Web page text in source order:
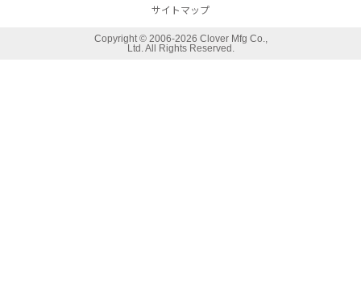
サイトマップ
Copyright © 2006-2026 Clover Mfg Co.,
Ltd. All Rights Reserved.